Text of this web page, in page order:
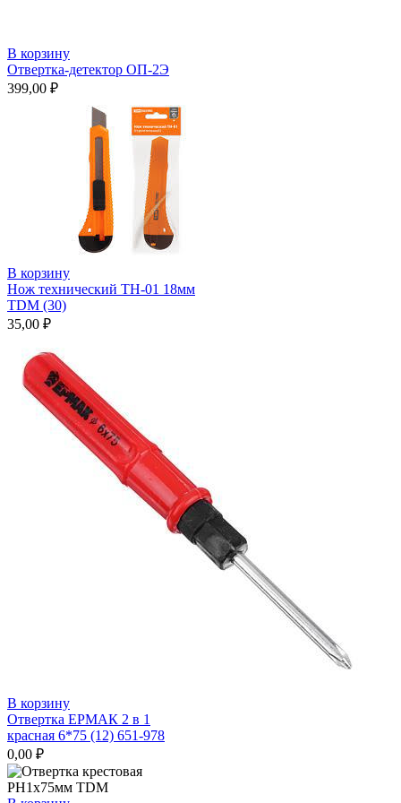
В корзину
Отвертка-детектор ОП-2Э
399,00 ₽
В корзину
Нож технический ТН-01 18мм
TDM (30)
35,00 ₽
В корзину
Отвертка ЕРМАК 2 в 1
красная 6*75 (12) 651-978
0,00 ₽